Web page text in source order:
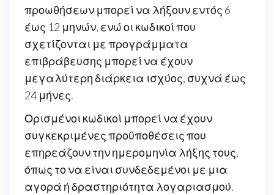
προωθήσεων μπορεί να λήξουν εντός 6
έως 12 μηνών, ενώ οι κωδικοί που
σχετίζονται με προγράμματα
επιβράβευσης μπορεί να έχουν
μεγαλύτερη διάρκεια ισχύος, συχνά έως
24 μήνες.
Ορισμένοι κωδικοί μπορεί να έχουν
συγκεκριμένες προϋποθέσεις που
επηρεάζουν την ημερομηνία λήξης τους,
όπως το να είναι συνδεδεμένοι με μια
αγορά ή δραστηριότητα λογαριασμού.